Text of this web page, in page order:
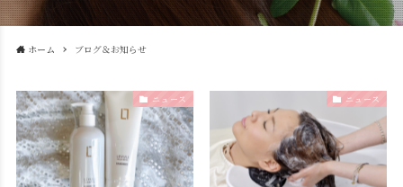
ホーム ブログ＆お知らせ
ニュース ニュース